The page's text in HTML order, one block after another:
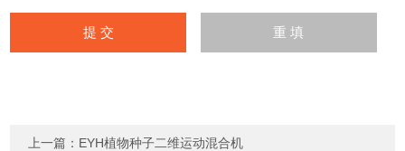
上一篇： EYH植物种子二维运动混合机